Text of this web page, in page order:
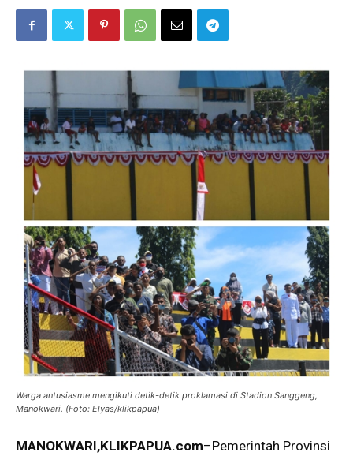
Warga antusiasme mengikuti detik-detik proklamasi di Stadion Sanggeng,
Manokwari. (Foto: Elyas/klikpapua)
MANOKWARI,KLIKPAPUA.com–Pemerintah Provinsi